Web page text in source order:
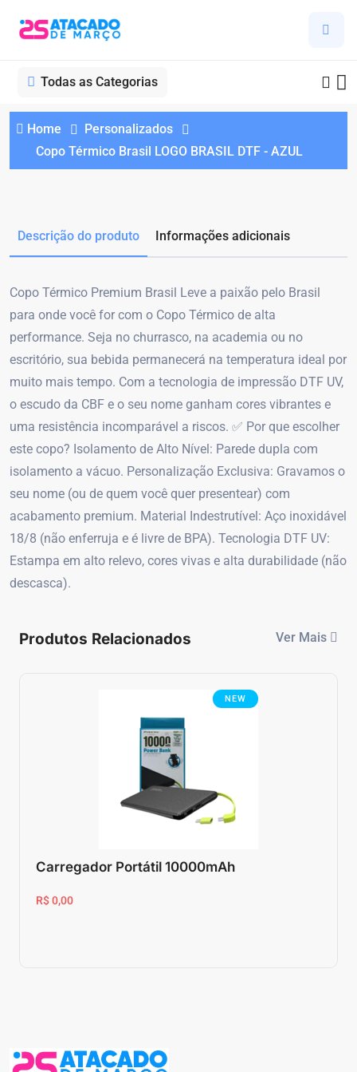
Todas as Categorias
Home
Personalizados
Copo Térmico Brasil LOGO BRASIL DTF - AZUL
Descrição do produto Informações adicionais
Copo Térmico Premium Brasil Leve a paixão pelo Brasil
para onde você for com o Copo Térmico de alta
performance. Seja no churrasco, na academia ou no
escritório, sua bebida permanecerá na temperatura ideal por
muito mais tempo. Com a tecnologia de impressão DTF UV,
o escudo da CBF e o seu nome ganham cores vibrantes e
uma resistência incomparável a riscos. ✅ Por que escolher
este copo? Isolamento de Alto Nível: Parede dupla com
isolamento a vácuo. Personalização Exclusiva: Gravamos o
seu nome (ou de quem você quer presentear) com
acabamento premium. Material Indestrutível: Aço inoxidável
18/8 (não enferruja e é livre de BPA). Tecnologia DTF UV:
Estampa em alto relevo, cores vivas e alta durabilidade (não
descasca).
Produtos Relacionados Ver Mais
NEW
Carregador Portátil 10000mAh
R$ 0,00